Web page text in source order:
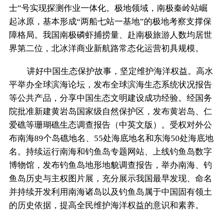
士”号实现探测作业一体化。极地领域，南极秦岭站崛
起冰原，基本形成“两船七站一基地”的极地考察支撑保
障格局。我国南极磷虾捕捞量、赴南极旅游人数均居世
界第二位，北冰洋商业新航路常态化运营初具规模。
讲好中国生态保护故事，坚定维护海洋权益。高水
平举办全球滨海论坛，发布全球滨海生态系统状况报告
等公共产品，分享中国生态文明建设成功经验。经国务
院批准新建黄岩岛国家级自然保护区，发布黄岩岛、仁
爱礁等珊瑚礁生态调查报告（中英文版）。受权对外公
布南海89个岛礁地名、55处海底地名和东海50处海底地
名。持续运行南海和钓鱼岛专题网站、上线钓鱼岛数字
博物馆，发布钓鱼岛地形地貌调查报告，举办南海、钓
鱼岛历史与主权图片展，充分展示我国最早发现、命名
并持续开发利用南海诸岛以及钓鱼岛属于中国固有领土
的历史依据，提高全民维护海洋权益的意识和素养。